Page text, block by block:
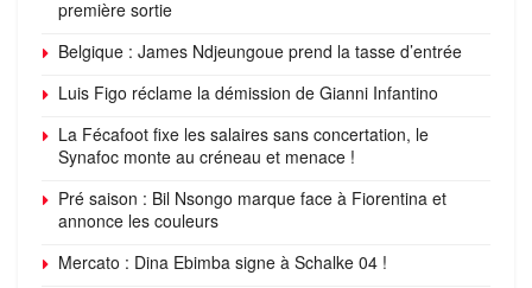
première sortie
Belgique : James Ndjeungoue prend la tasse d’entrée
Luis Figo réclame la démission de Gianni Infantino
La Fécafoot fixe les salaires sans concertation, le
Synafoc monte au créneau et menace !
Pré saison : Bil Nsongo marque face à Fiorentina et
annonce les couleurs
Mercato : Dina Ebimba signe à Schalke 04 !